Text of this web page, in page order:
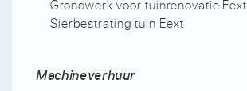
Grondwerk voor tuinrenovatie Eext
Sierbestrating tuin Eext
Machineverhuur